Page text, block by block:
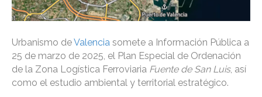
Urbanismo deValencia somete a Información Pública a
25 de marzo de 2025, el Plan Especial de Ordenación
de la Zona Logística Ferroviaria Fuente de San Luis, así
como el estudio ambiental y territorial estratégico.